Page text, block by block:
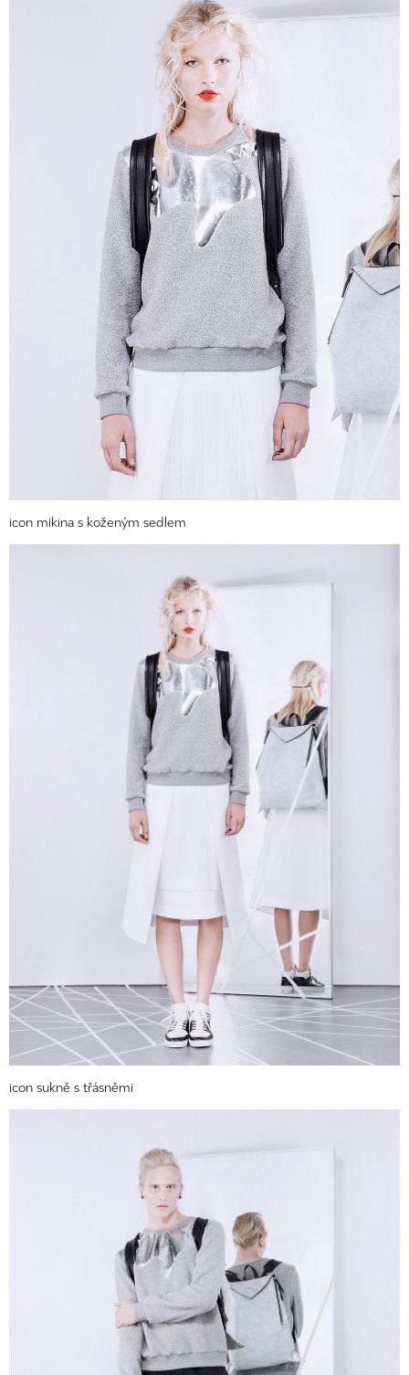
icon mikina s koženým sedlem
icon sukně s třásněmi